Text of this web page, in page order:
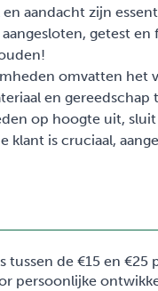
aandacht zijn
getest
omvatten
en gereedschap
op hoogte uit,
klant is cruciaal,
tussen de €15 en
persoonlijke